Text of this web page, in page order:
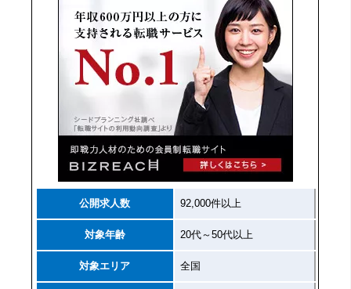
公開求人数 92,000件以上
対象年齢 20代～50代以上
対象エリア 全国